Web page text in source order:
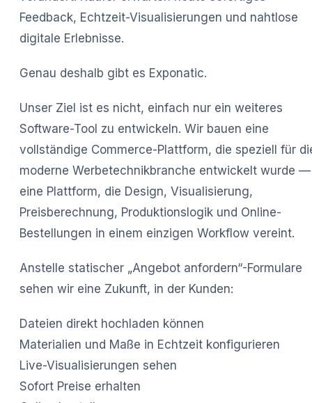
Feedback, Echtzeit-Visualisierungen und nahtlose
digitale Erlebnisse.
Genau deshalb gibt es Exponatic.
Unser Ziel ist es nicht, einfach nur ein weiteres
Software-Tool zu entwickeln. Wir bauen eine
vollständige Commerce-Plattform, die speziell für
moderne Werbetechnikbranche entwickelt wurde —
eine Plattform, die Design, Visualisierung,
Preisberechnung, Produktionslogik und Online-
Bestellungen in einem einzigen Workflow vereint.
Anstelle statischer „Angebot anfordern“-Formulare
sehen wir eine Zukunft, in der Kunden:
Dateien direkt hochladen können
Materialien und Maße in Echtzeit konfigurieren
Live-Visualisierungen sehen
Sofort Preise erhalten